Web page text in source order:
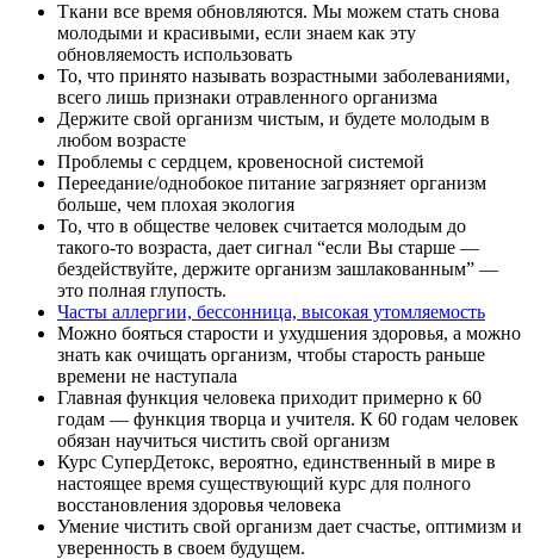
Ткани все время обновляются. Мы можем стать снова
молодыми и красивыми, если знаем как эту
обновляемость использовать
То, что принято называть возрастными заболеваниями,
всего лишь признаки отравленного организма
Держите свой организм чистым, и будете молодым в
любом возрасте
Проблемы с сердцем, кровеносной системой
Переедание/однобокое питание загрязняет организм
больше, чем плохая экология
То, что в обществе человек считается молодым до
такого-то возраста, дает сигнал “если Вы старше —
бездействуйте, держите организм зашлакованным” —
это полная глупость.
Часты аллергии, бессонница, высокая утомляемость
Можно бояться старости и ухудшения здоровья, а можно
знать как очищать организм, чтобы старость раньше
времени не наступала
Главная функция человека приходит примерно к 60
годам — функция творца и учителя. К 60 годам человек
обязан научиться чистить свой организм
Курс СуперДетокс, вероятно, единственный в мире в
настоящее время существующий курс для полного
восстановления здоровья человека
Умение чистить свой организм дает счастье, оптимизм и
уверенность в своем будущем.